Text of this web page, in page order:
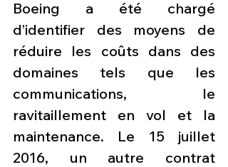
Boeing a été chargé
d’identifier des moyens de
réduire les coûts dans des
domaines tels que les
communications, le
ravitaillement en vol et la
maintenance. Le 15 juillet
2016, un autre contrat